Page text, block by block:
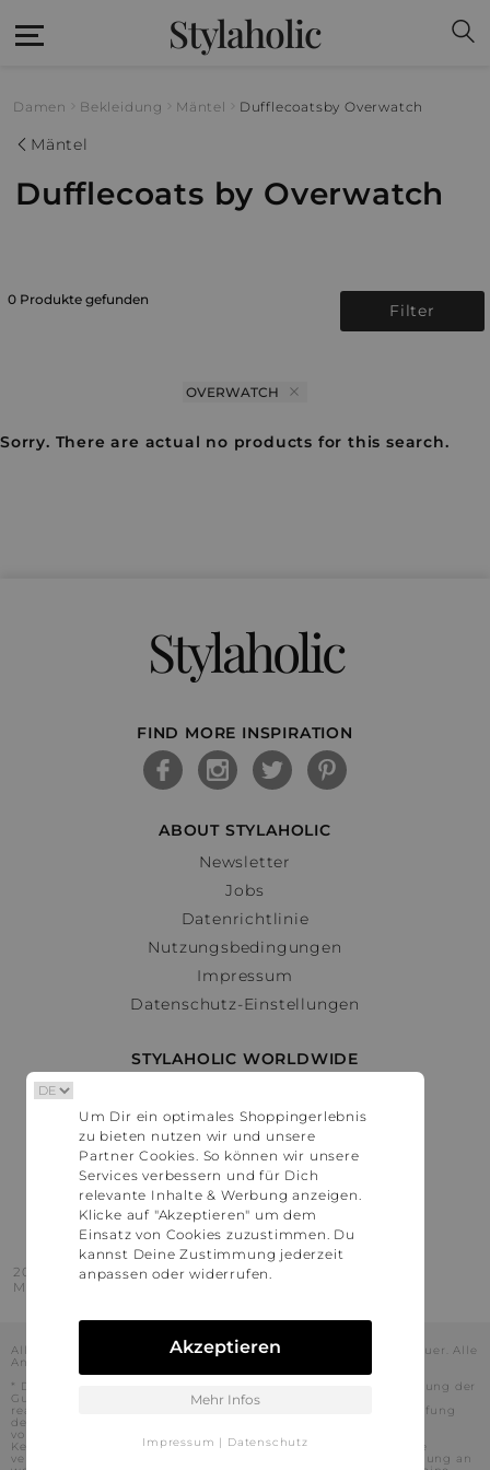
Stylaholic
Damen Bekleidung Mäntel Dufflecoatsby Overwatch
Mäntel
Dufflecoats by Overwatch
0 Produkte gefunden
Filter
OVERWATCH
Sorry. There are actual no products for this search.
Stylaholic
FIND MORE INSPIRATION
ABOUT STYLAHOLIC
Newsletter
Jobs
Datenrichtlinie
Nutzungsbedingungen
Impressum
Datenschutz-Einstellungen
STYLAHOLIC WORLDWIDE
Österreich
Schweiz
France
United States
2016 - 2026 © Stylaholic.
Made for you with love in munich.
Alle Preise inkl. der jeweils geltenden gesetzlichen Mehrwertsteuer. Alle
Angaben ohne Gewähr.
* Die angezeigten Preise beinhalten Rabatte, die durch die Nutzung der
Gutschein-Codes auf den Seiten unserer Partner voraussichtlich
realisiert werden können. Stylaholic führt keine vollständige Prüfung
der Gutschein-Codes durch und es kann daher in Einzelfällen
vorkommen, dass die Gutscheine abweichend von unserem
Kenntnisstand bei dem jeweiligen Shop nicht oder nur teilweise
verwendet werden können. Darüber hinaus kann deren Verwendung an
Um Dir ein optimales Shoppingerlebnis
zu bieten nutzen wir und unsere
Partner Cookies. So können wir unsere
Services verbessern und für Dich
relevante Inhalte & Werbung anzeigen.
Klicke auf "Akzeptieren" um dem
Einsatz von Cookies zuzustimmen. Du
kannst Deine Zustimmung jederzeit
anpassen oder widerrufen.
Akzeptieren
Mehr Infos
Impressum | Datenschutz